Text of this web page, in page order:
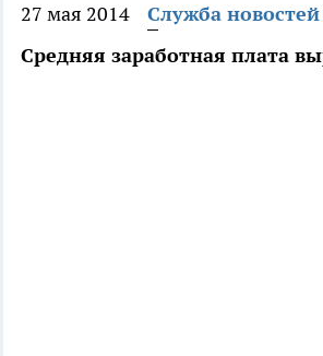
27 мая 2014
Служба
Средняя заработная плата